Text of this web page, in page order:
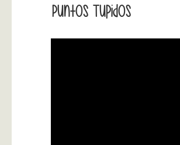
Puntos Tupidos